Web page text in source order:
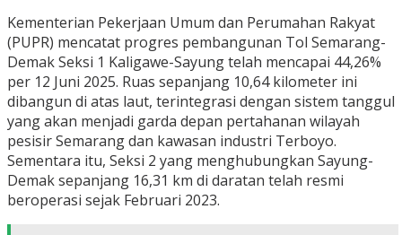
Kementerian Pekerjaan Umum dan Perumahan Rakyat
(PUPR) mencatat progres pembangunan Tol Semarang-
Demak Seksi 1 Kaligawe-Sayung telah mencapai 44,26%
per 12 Juni 2025. Ruas sepanjang 10,64 kilometer ini
dibangun di atas laut, terintegrasi dengan sistem tanggul
yang akan menjadi garda depan pertahanan wilayah
pesisir Semarang dan kawasan industri Terboyo.
Sementara itu, Seksi 2 yang menghubungkan Sayung-
Demak sepanjang 16,31 km di daratan telah resmi
beroperasi sejak Februari 2023.